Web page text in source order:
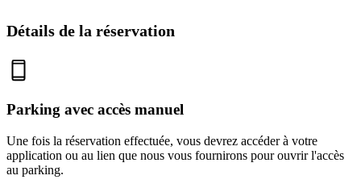
Détails de la réservation
Parking avec accès manuel
Une fois la réservation effectuée, vous devrez accéder à votre
application ou au lien que nous vous fournirons pour ouvrir l'accès
au parking.